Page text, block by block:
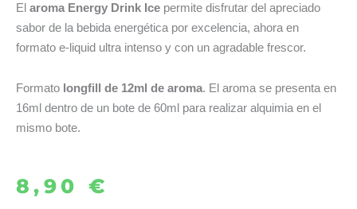
El aroma Energy Drink Ice permite disfrutar del apreciado
sabor de la bebida energética por excelencia, ahora en
formato e-liquid ultra intenso y con un agradable frescor.
Formato longfill de 12ml de aroma. El aroma se presenta en
16ml dentro de un bote de 60ml para realizar alquimia en el
mismo bote.
8,90 €